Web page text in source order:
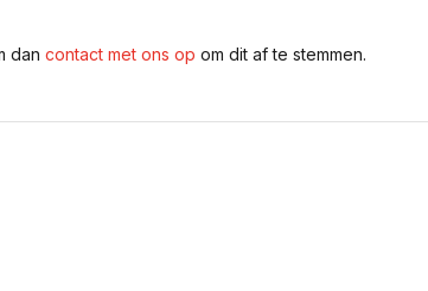
dan contact met ons op om dit af te stemmen.